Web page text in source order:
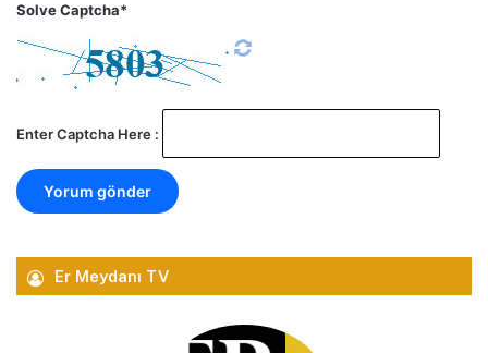
Solve Captcha*
Enter Captcha Here :
Er Meydanı TV